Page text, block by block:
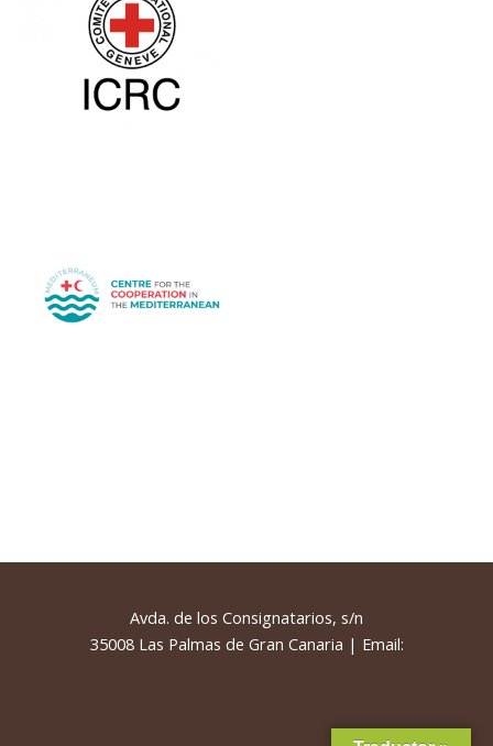
Avda. de los Consignatarios, s/n
35008 Las Palmas de Gran Canaria | Email: